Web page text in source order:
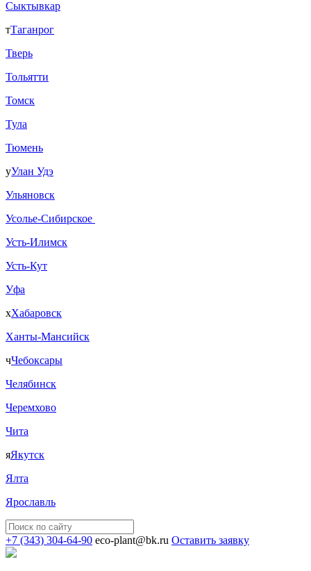
Сыктывкар
тТаганрог
Тверь
Тольятти
Томск
Тула
Тюмень
уУлан Удэ
Ульяновск
Усолье-Сибирское
Усть-Илимск
Усть-Кут
Уфа
хХабаровск
Ханты-Мансийск
чЧебоксары
Челябинск
Черемхово
Чита
яЯкутск
Ялта
Ярославль
+7 (343) 304-64-90 eco-plant@bk.ru Оставить заявку